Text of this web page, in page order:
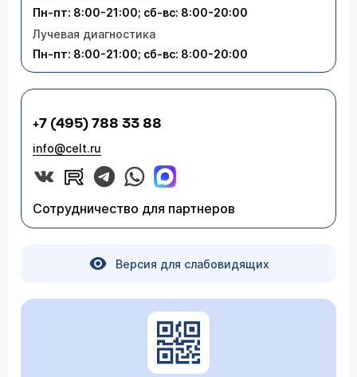
Пн-пт: 8:00-21:00; сб-вс: 8:00-20:00
Лучевая диагностика
Пн-пт: 8:00-21:00; сб-вс: 8:00-20:00
+7 (495) 788 33 88
info@celt.ru
Сотрудничество для партнеров
Версия для слабовидящих